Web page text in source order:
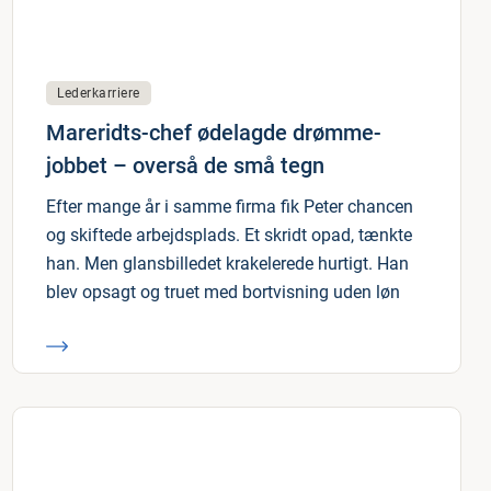
Lederkarriere
Mareridts-chef ødelagde drømme-
jobbet – overså de små tegn
Efter mange år i samme firma fik Peter chancen
og skiftede arbejdsplads. Et skridt opad, tænkte
han. Men glansbilledet krakelerede hurtigt. Han
blev opsagt og truet med bortvisning uden løn